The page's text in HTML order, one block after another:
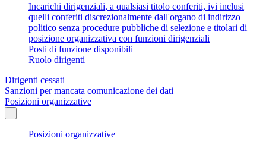
Incarichi dirigenziali, a qualsiasi titolo conferiti, ivi inclusi
quelli conferiti discrezionalmente dall'organo di indirizzo
politico senza procedure pubbliche di selezione e titolari di
posizione organizzativa con funzioni dirigenziali
Posti di funzione disponibili
Ruolo dirigenti
Dirigenti cessati
Sanzioni per mancata comunicazione dei dati
Posizioni organizzative
Posizioni organizzative